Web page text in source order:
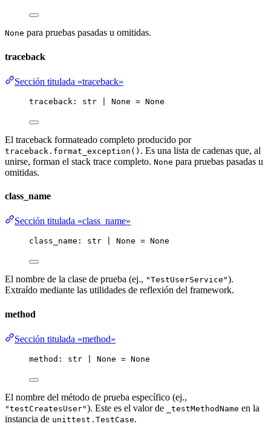
None para pruebas pasadas u omitidas.
traceback
Sección titulada «traceback»
traceback: str None = None
El traceback formateado completo producido por
traceback.format_exception() . Es una lista de cadenas que, al
unirse, forman el stack trace completo. None para pruebas pasadas u
omitidas.
class_name
Sección titulada «class_name»
class_name: str None = None
El nombre de la clase de prueba (ej., "TestUserService").
Extraído mediante las utilidades de reflexión del framework.
method
Sección titulada «method»
method: str None = None
El nombre del método de prueba específico (ej.,
"testCreatesUser"). Este es el valor de _testMethodName en la
instancia de unittest.TestCase.